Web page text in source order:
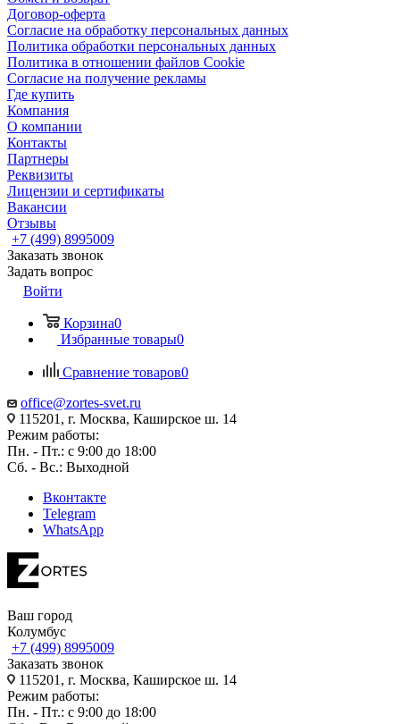
Договор-оферта
Согласие на обработку персональных данных
Политика обработки персональных данных
Политика в отношении файлов Cookie
Согласие на получение рекламы
Где купить
Компания
О компании
Контакты
Партнеры
Реквизиты
Лицензии и сертификаты
Вакансии
Отзывы
+7 (499) 8995009
Заказать звонок
Задать вопрос
Войти
Корзина0
Избранные товары0
Сравнение товаров0
office@zortes-svet.ru
115201, г. Москва, Каширское ш. 14
Режим работы:
Пн. - Пт.: с 9:00 до 18:00
Сб. - Вс.: Выходной
Вконтакте
Telegram
WhatsApp
Ваш город
Колумбус
+7 (499) 8995009
Заказать звонок
115201, г. Москва, Каширское ш. 14
Режим работы:
Пн. - Пт.: с 9:00 до 18:00